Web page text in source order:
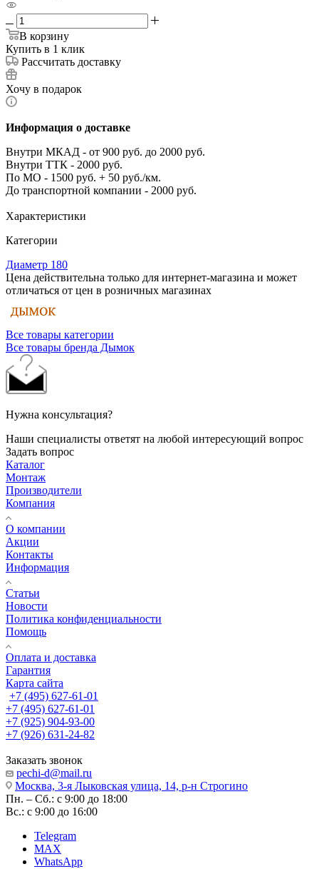
В корзину
Купить в 1 клик
Рассчитать доставку
Хочу в подарок
Информация о доставке
Внутри МКАД - от 900 руб. до 2000 руб.
Внутри ТТК - 2000 руб.
По МО - 1500 руб. + 50 руб./км.
До транспортной компании - 2000 руб.
Характеристики
Категории
Диаметр 180
Цена действительна только для интернет-магазина и может
отличаться от цен в розничных магазинах
Все товары категории
Все товары бренда Дымок
Нужна консультация?
Наши специалисты ответят на любой интересующий вопрос
Задать вопрос
Каталог
Монтаж
Производители
Компания
О компании
Акции
Контакты
Информация
Статьи
Новости
Политика конфиденциальности
Помощь
Оплата и доставка
Гарантия
Карта сайта
+7 (495) 627-61-01
+7 (495) 627-61-01
+7 (925) 904-93-00
+7 (926) 631-24-82
Заказать звонок
pechi-d@mail.ru
Москва, 3-я Лыковская улица, 14, р-н Строгино
Пн. – Сб.: с 9:00 до 18:00
Вс.: с 9:00 до 16:00
Telegram
MAX
WhatsApp